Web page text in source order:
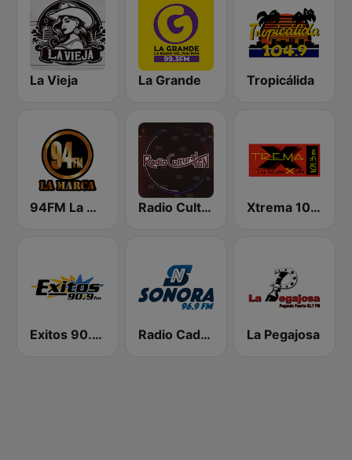
La Vieja La Grande Tropicálida
94FM La Marca Radio Cultural TGN Xtrema 101.3 FM
Exitos 90.9 FM Radio Cadena Sonora La Pegajosa